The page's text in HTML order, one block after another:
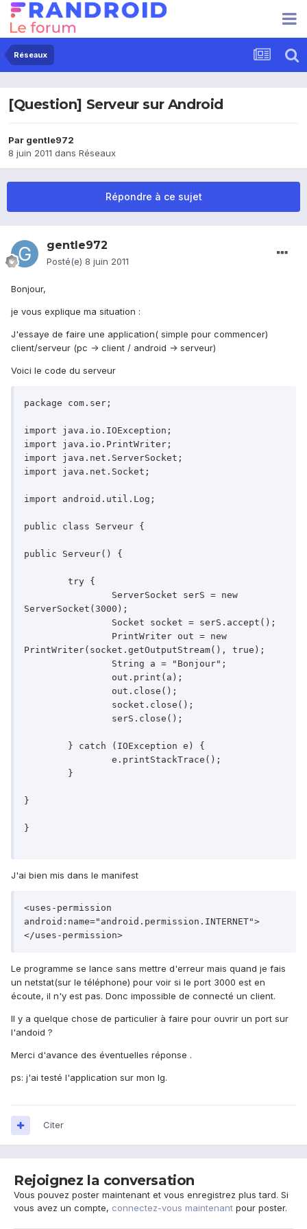
Réseaux
[Question] Serveur sur Android
Par gentle972
8 juin 2011 dans Réseaux
Répondre à ce sujet
gentle972
Posté(e) 8 juin 2011
Bonjour,
je vous explique ma situation :
J'essaye de faire une application( simple pour commencer)
client/serveur (pc -> client / android -> serveur)
Voici le code du serveur
package com.ser;
import java.io.IOException;
import java.io.PrintWriter;
import java.net.ServerSocket;
import java.net.Socket;
import android.util.Log;
public class Serveur {
public Serveur() {
ServerSocket(3000);
PrintWriter(socket.getOutputStream(), true);
}
}
J'ai bien mis dans le manifest
<uses-permission
android:name="android.permission.INTERNET">
</uses-permission>
Le programme se lance sans mettre d'erreur mais quand je fais
un netstat(sur le téléphone) pour voir si le port 3000 est en
écoute, il n'y est pas. Donc impossible de connecté un client.
Il y a quelque chose de particulier à faire pour ouvrir un port sur
l'andoid ?
Merci d'avance des éventuelles réponse .
ps: j'ai testé l'application sur mon lg.
Citer
Rejoignez la conversation
Vous pouvez poster maintenant et vous enregistrez plus tard. Si
vous avez un compte, connectez-vous maintenant pour poster.